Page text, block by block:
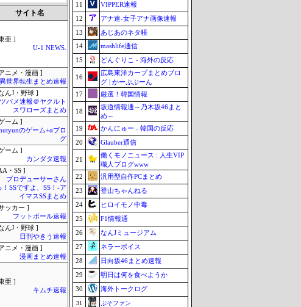
サイト名
亜 ]
U-1 NEWS.
ニメ・漫画 ]
異世界転生まとめ速報
んJ・野球 ]
ツバメ速報＠ヤクルト
スワローズまとめ
ーム ]
のゲーム+αブロ
グ
ーム ]
カンダタ速報
・SS ]
プロデューサーさん
！SSですよ、SS！-ア
イマスSSまとめ
ッカー ]
フットボール速報
んJ・野球 ]
日刊やきう速報
ニメ・漫画 ]
漫画まとめ速報
亜 ]
キムチ速報
11
VIPPER速報
12
アナ速‐女子アナ画像速報
13
あじあのネタ帳
14
mashlife通信
15
どんぐりこ - 海外の反応
16
広島東洋カープまとめブロ
グ | かーぷぶーん
17
厳選！韓国情報
18
坂道情報通～乃木坂46まと
め～
19
かんにゅー - 韓国の反応
20
Glauber通信
21
働くモノニュース : 人生VIP
職人ブログwww
22
汎用型自作PCまとめ
23
登山ちゃんねる
24
ヒロイモノ中毒
25
F1情報通
26
なんJミュージアム
27
ネラーボイス
28
日向坂46まとめ速報
29
明日は何を食べようか
30
海外トークログ
31 ぷそファン